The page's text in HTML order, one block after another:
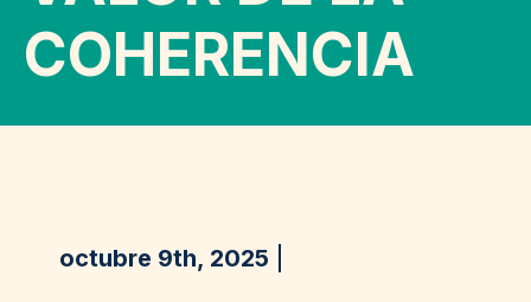
COHERENCIA
octubre 9th, 2025